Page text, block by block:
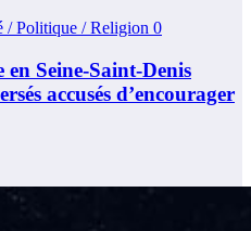
/ Politique / Religion 0
en Seine-Saint-Denis
accusés d’encourager